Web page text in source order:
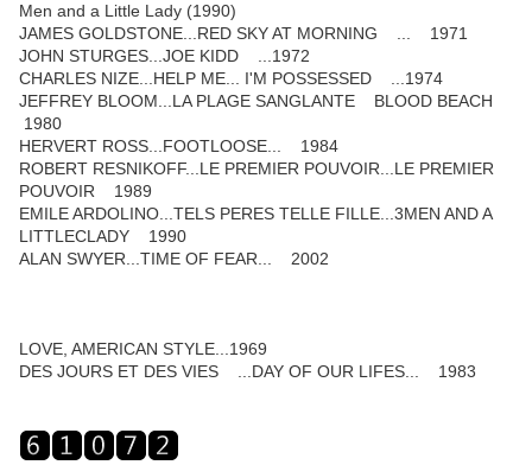
Men and a Little Lady (1990)
JAMES GOLDSTONE...RED SKY AT MORNING ... 1971
JOHN STURGES...JOE KIDD ...1972
CHARLES NIZE...HELP ME... I'M POSSESSED ...1974
JEFFREY BLOOM...LA PLAGE SANGLANTE BLOOD BEACH
1980
HERVERT ROSS...FOOTLOOSE... 1984
ROBERT RESNIKOFF...LE PREMIER POUVOIR...LE PREMIER
POUVOIR 1989
EMILE ARDOLINO...TELS PERES TELLE FILLE...3MEN AND A
LITTLECLADY 1990
ALAN SWYER...TIME OF FEAR... 2002
LOVE, AMERICAN STYLE...1969
DES JOURS ET DES VIES ...DAY OF OUR LIFES... 1983